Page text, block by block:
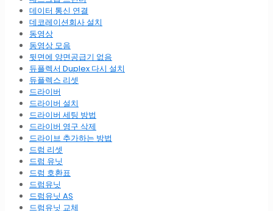
데이터 통신 연결
데코레이션회사 설치
동영상
동영상 모음
뒷면에 양면공급기 없음
듀플렉서 Duplex 다시 설치
듀플렉스 리셋
드라이버
드라이버 설치
드라이버 세팅 방법
드라이버 영구 삭제
드라이브 추가하는 방법
드럼 리셋
드럼 유닛
드럼 호환표
드럼유닛
드럼유닛 AS
드럼유닛 교체